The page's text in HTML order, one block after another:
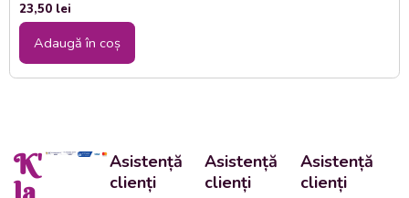
23,50 lei
Adaugă în coș
K'
Asistență
clienți
Asistență
clienți
Asistență
clienți